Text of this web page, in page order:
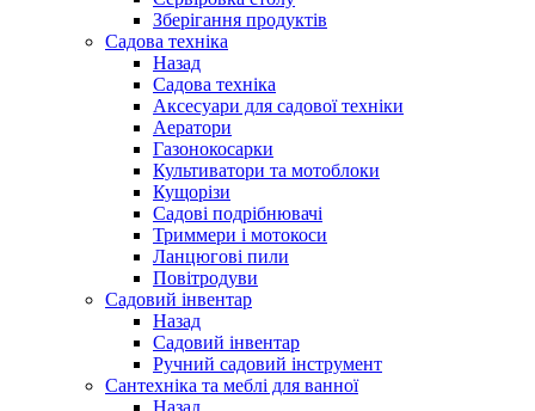
Зберігання продуктів
Садова техніка
Назад
Садова техніка
Аксесуари для садової техніки
Аератори
Газонокосарки
Культиватори та мотоблоки
Кущорізи
Садові подрібнювачі
Триммери і мотокоси
Ланцюгові пили
Повітродуви
Садовий інвентар
Назад
Садовий інвентар
Ручний садовий інструмент
Сантехніка та меблі для ванної
Назад